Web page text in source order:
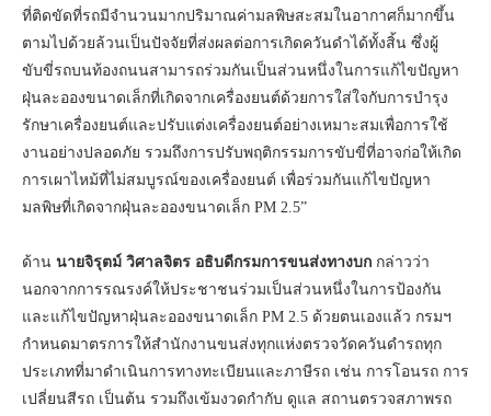
ที่ติดขัดที่รถมีจำนวนมากปริมาณค่ามลพิษสะสมในอากาศก็มากขึ้น
ตามไปด้วยล้วนเป็นปัจจัยที่ส่งผลต่อการเกิดควันดำได้ทั้งสิ้น ซึ่งผู้
ขับขี่รถบนท้องถนนสามารถร่วมกันเป็นส่วนหนึ่งในการแก้ไขปัญหา
ฝุ่นละอองขนาดเล็กที่เกิดจากเครื่องยนต์ด้วยการใส่ใจกับการบำรุง
รักษาเครื่องยนต์และปรับแต่งเครื่องยนต์อย่างเหมาะสมเพื่อการใช้
งานอย่างปลอดภัย รวมถึงการปรับพฤติกรรมการขับขี่ที่อาจก่อให้เกิด
การเผาไหม้ที่ไม่สมบูรณ์ของเครื่องยนต์ เพื่อร่วมกันแก้ไขปัญหา
มลพิษที่เกิดจากฝุ่นละอองขนาดเล็ก PM 2.5”
ด้าน นายจิรุตม์ วิศาลจิตร อธิบดีกรมการขนส่งทางบก กล่าวว่า
นอกจากการรณรงค์ให้ประชาชนร่วมเป็นส่วนหนึ่งในการป้องกัน
และแก้ไขปัญหาฝุ่นละอองขนาดเล็ก PM 2.5 ด้วยตนเองแล้ว กรมฯ
กำหนดมาตรการให้สำนักงานขนส่งทุกแห่งตรวจวัดควันดำรถทุก
ประเภทที่มาดำเนินการทางทะเบียนและภาษีรถ เช่น การโอนรถ การ
เปลี่ยนสีรถ เป็นต้น รวมถึงเข้มงวดกำกับ ดูแล สถานตรวจสภาพรถ